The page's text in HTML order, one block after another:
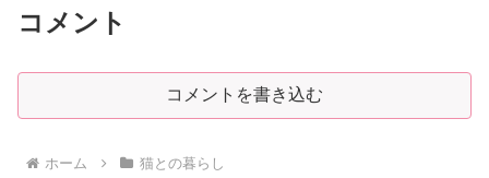
コメント
コメントを書き込む
ホーム 猫との暮らし